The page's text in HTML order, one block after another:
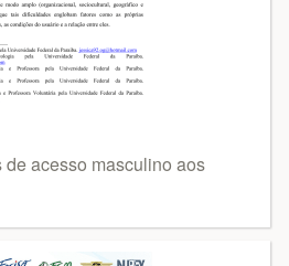
acesso masculino aos